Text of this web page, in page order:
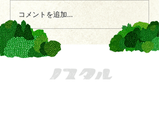
コメントを追加…